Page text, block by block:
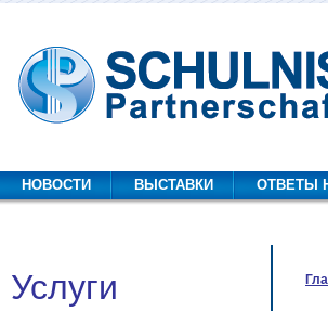
НОВОСТИ ВЫСТАВКИ ОТВЕТЫ
Услуги